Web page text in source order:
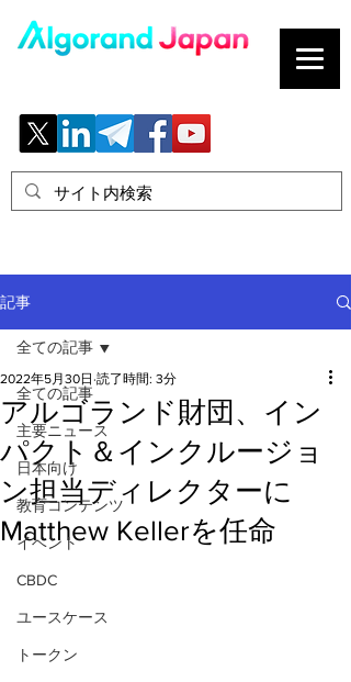
記事
全ての記事
主要ニュース
日本向け
教育コンテンツ
イベント
CBDC
ユースケース
トークン
全ての記事
アルゴランド財団、イン
パクト＆インクルージョ
ン担当ディレクターに
Matthew Kellerを任命
2022年5月30日 読了時間: 3分